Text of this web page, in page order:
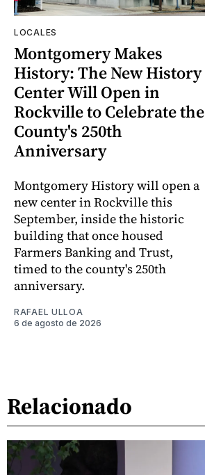
LOCALES
Montgomery Makes
History: The New History
Center Will Open in
Rockville to Celebrate the
County's 250th
Anniversary
Montgomery History will open a
new center in Rockville this
September, inside the historic
building that once housed
Farmers Banking and Trust,
timed to the county's 250th
anniversary.
RAFAEL ULLOA
6 de agosto de 2026
Relacionado